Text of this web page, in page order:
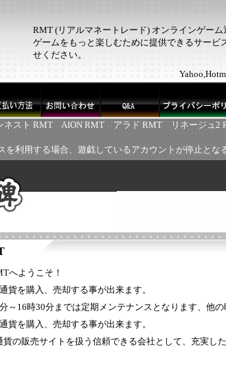
RMT (リアルマネートレード) オンラインゲーム
ゲームをもっと楽しむために提供できるサービ
せください。
ネスト RMT AION RMT アラド RMT リネージュ2
利用する場合、遊戯しているアカウントが停止とな
へようこそ！
貨を購入、売却する事が出来ます。
16時30分までは定期メンテナンスとなります、他の
貨を購入、売却する事が出来ます。
の販売サイトを扱う信頼できる会社として、充実し